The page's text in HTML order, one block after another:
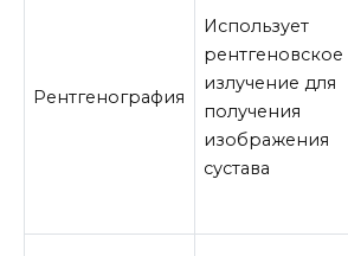
Рентгенография
Использует
рентгеновское
излучение для
получения
изображения
сустава